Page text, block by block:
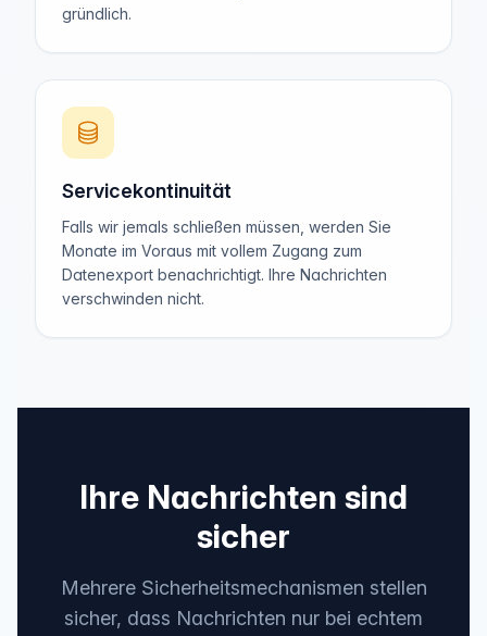
gründlich.
Servicekontinuität
Falls wir jemals schließen müssen, werden Sie
Monate im Voraus mit vollem Zugang zum
Datenexport benachrichtigt. Ihre Nachrichten
verschwinden nicht.
Ihre Nachrichten sind
sicher
Mehrere Sicherheitsmechanismen stellen
sicher, dass Nachrichten nur bei echtem